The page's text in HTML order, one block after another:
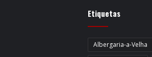
Etiquetas
Albergaria-a-Velha